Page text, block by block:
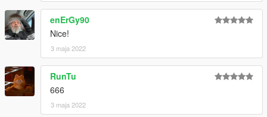
enErGy90
Nice!
3 maja 2022
RunTu
666
3 maja 2022